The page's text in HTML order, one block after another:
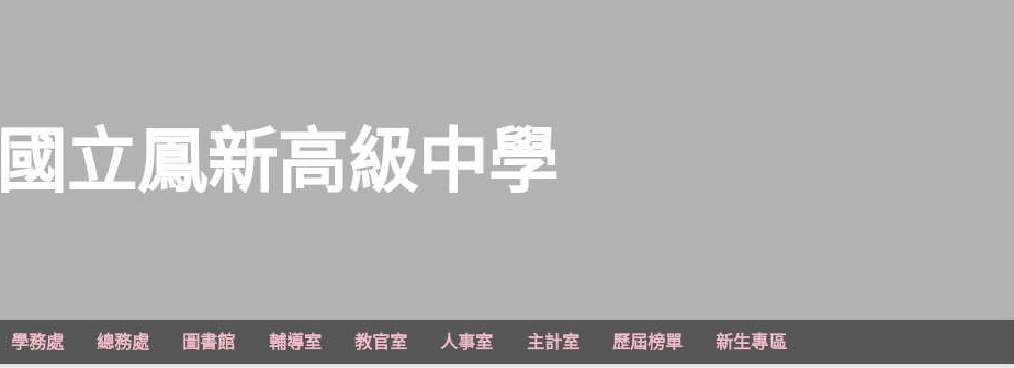
國立鳳新高級中學
學務處 總務處 圖書館 輔導室 教官室 人事室 主計室 歷屆榜單
新生專區